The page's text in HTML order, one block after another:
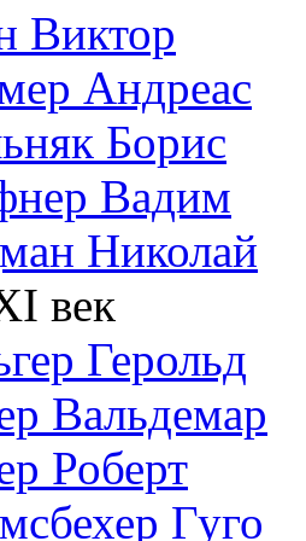
Виктор
Андреас
Борис
Вадим
Николай
век
Герольд
Вальдемар
Роберт
Гуго